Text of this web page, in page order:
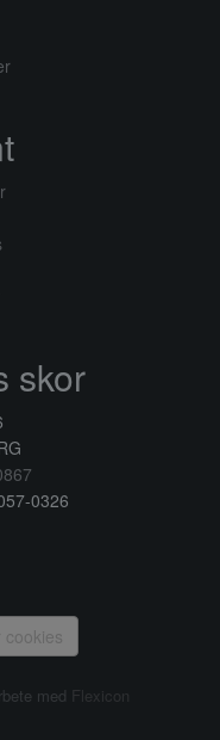
skor
0326
cookies
med Flexicon